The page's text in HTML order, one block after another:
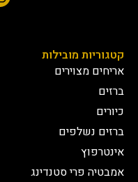
קטגוריות מובילות
אריחים מצוירים
ברזים
כיורים
ברזים נשלפים
אינטרפוץ
אמבטיה פרי סטנדינג